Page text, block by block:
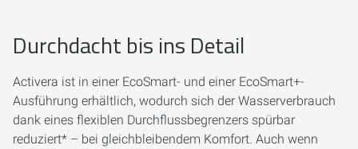
Durchdacht bis ins Detail
Activera ist in einer EcoSmart- und einer EcoSmart+-
Ausführung erhältlich, wodurch sich der Wasserverbrauch
dank eines flexiblen Durchflussbegrenzers spürbar
reduziert* – bei gleichbleibendem Komfort. Auch wenn